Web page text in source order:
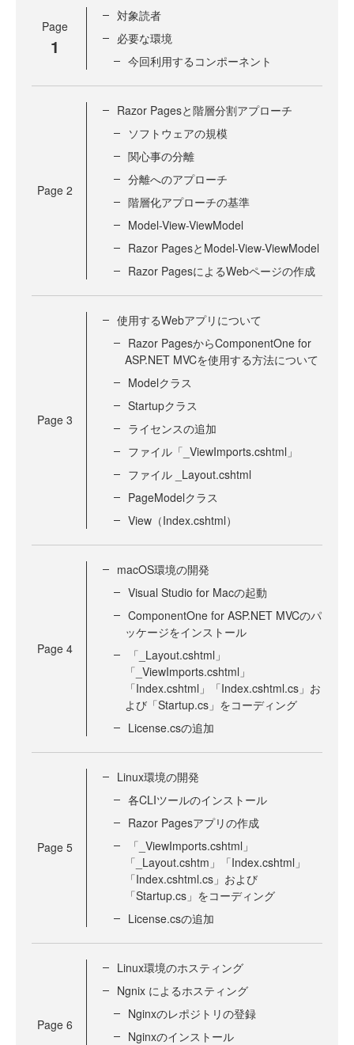
Page
1
対象読者
必要な環境
今回利用するコンポーネント
Page 2
Razor Pagesと階層分割アプローチ
ソフトウェアの規模
関心事の分離
分離へのアプローチ
階層化アプローチの基準
Model-View-ViewModel
Razor PagesとModel-View-ViewModel
Razor PagesによるWebページの作成
Page 3
使用するWebアプリについて
Razor PagesからComponentOne for
ASP.NET MVCを使用する方法について
Modelクラス
Startupクラス
ライセンスの追加
ファイル「_ViewImports.cshtml」
ファイル _Layout.cshtml
PageModelクラス
View（Index.cshtml）
Page 4
macOS環境の開発
Visual Studio for Macの起動
ComponentOne for ASP.NET MVCのパ
ッケージをインストール
「_Layout.cshtml」
「_ViewImports.cshtml」
「Index.cshtml」「Index.cshtml.cs」お
よび「Startup.cs」をコーディング
License.csの追加
Page 5
Linux環境の開発
各CLIツールのインストール
Razor Pagesアプリの作成
「_ViewImports.cshtml」
「_Layout.cshtm」「Index.cshtml」
「Index.cshtml.cs」および
「Startup.cs」をコーディング
License.csの追加
Page 6
Linux環境のホスティング
Ngnix によるホスティング
Nginxのレポジトリの登録
Nginxのインストール